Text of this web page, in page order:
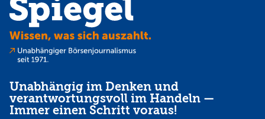
Unabhängig im Denken und
verantwortungsvoll im Handeln —
Immer einen Schritt voraus!